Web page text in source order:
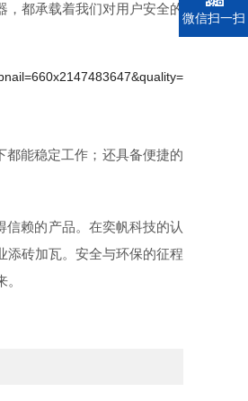
都承载着我们对用户安全的
能稳定工作；还具备便捷的
信赖的产品。在奕帆科技的认
添砖加瓦。安全与环保的征程
电话
微信扫一扫